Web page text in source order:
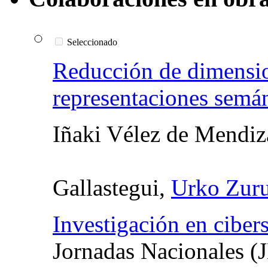
Seleccionado
Reducción de
representaciones
Iñaki Vélez de
Gallastegui, Urko
Investigación en
Jornadas Nacionales